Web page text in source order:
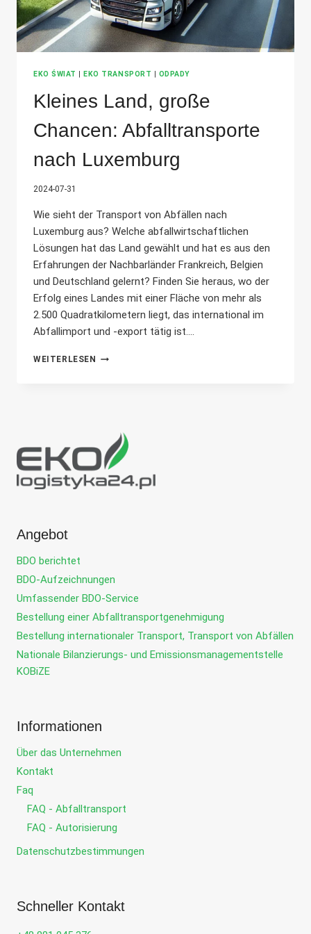
EKO ŚWIAT |EKO TRANSPORT | ODPADY
Kleines Land, große
Chancen: Abfalltransporte
nach Luxemburg
2024-07-31
Wie sieht der Transport von Abfällen nach
Luxemburg aus? Welche abfallwirtschaftlichen
Lösungen hat das Land gewählt und hat es aus den
Erfahrungen der Nachbarländer Frankreich, Belgien
und Deutschland gelernt? Finden Sie heraus, wo der
Erfolg eines Landes mit einer Fläche von mehr als
2.500 Quadratkilometern liegt, das international im
Abfallimport und -export tätig ist....
WEITERLESEN
KLEINES
UXEMBURG
Angebot
BDO berichtet
BDO-Aufzeichnungen
Umfassender BDO-Service
Bestellung einer Abfalltransportgenehmigung
Bestellung internationaler Transport, Transport von Abfällen
Nationale Bilanzierungs- und Emissionsmanagementstelle
KOBiZE
Informationen
Über das Unternehmen
Kontakt
Faq
FAQ - Abfalltransport
FAQ - Autorisierung
Datenschutzbestimmungen
Schneller Kontakt